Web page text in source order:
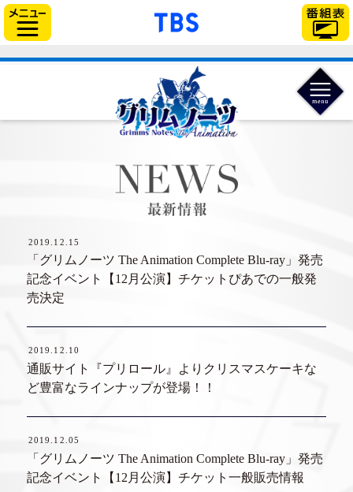
「TBSテレビ」トップ
2019.12.15
「グリムノーツ The Animation Complete Blu-ray」発売
記念イベント【12月公演】チケットぴあでの一般発
売決定
2019.12.10
通販サイト『プリロール』よりクリスマスケーキな
ど豊富なラインナップが登場！！
2019.12.05
「グリムノーツ The Animation Complete Blu-ray」発売
記念イベント【12月公演】チケット一般販売情報